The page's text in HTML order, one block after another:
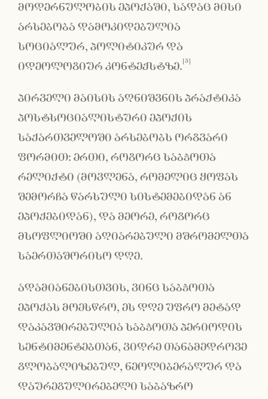
მოდერნულობის ეპოქაში, სადაც მისი
არსებობა დამოკიდებულია
სოციალურ, პოლიტიკურ და
იდეოლოგიურ კონტექსტზე. [3]
პირველი მაისის აღნიშვნის პრაქტიკა
პოსტსოციალისტური ეპოქის
საქართველოში არსებობს ორგვარი
ფორმით: ერთი, როგორც საბჭოთა
რელიქტი (მოვლენა, რომელიც ყოფას
შემორჩა წარსული სისტემებიდან ან
ეპოქებიდან), და მეორე, როგორც
მსოფლიოში აღიარებული მშრომელთა
საერთაშორისო დღე.
ადამიანებისთვის, ვინც საბჭოთა
ეპოქას მოესწრო, ეს დღე უფრო მეტად
დაკავშირებულია საბჭოთა პერიოდის
სენტიმენტებთან, ვიდრე თანამედროვე
გლობალიზებულ, ნეოლიბერალურ და
დაურეგულირებელი საბაზრო